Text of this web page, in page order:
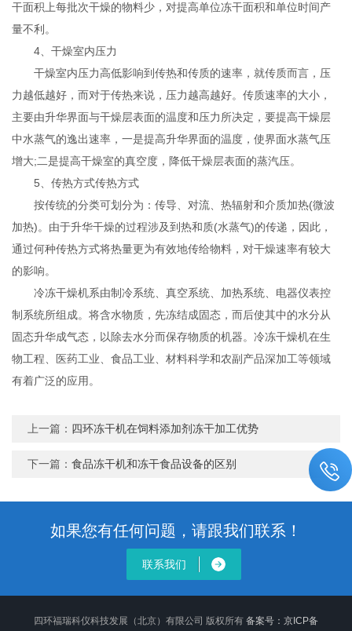
干面积上每批次干燥的物料少，对提高单位冻干面积和单位时间产
量不利。
4、干燥室内压力
干燥室内压力高低影响到传热和传质的速率，就传质而言，压
力越低越好，而对于传热来说，压力越高越好。传质速率的大小，
主要由升华界面与干燥层表面的温度和压力所决定，要提高干燥层
中水蒸气的逸出速率，一是提高升华界面的温度，使界面水蒸气压
增大;二是提高干燥室的真空度，降低干燥层表面的蒸汽压。
5、传热方式传热方式
按传统的分类可划分为：传导、对流、热辐射和介质加热(微波
加热)。由于升华干燥的过程涉及到热和质(水蒸气)的传递，因此，
通过何种传热方式将热量更为有效地传给物料，对干燥速率有较大
的影响。
冷冻干燥机系由制冷系统、真空系统、加热系统、电器仪表控
制系统所组成。将含水物质，先冻结成固态，而后使其中的水分从
固态升华成气态，以除去水分而保存物质的机器。冷冻干燥机在生
物工程、医药工业、食品工业、材料科学和农副产品深加工等领域
有着广泛的应用。
上一篇： 四环冻干机在饲料添加剂冻干加工优势
下一篇：食品冻干机和冻干食品设备的区别
如果您有任何问题，请跟我们联系！
联系我们
四环福瑞科仪科技发展（北京）有限公司 版权所有 备案号：京ICP备